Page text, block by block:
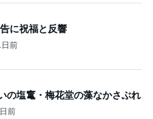
に祝福と反響
日前
の塩竃・梅花堂の藻なかさぶれ
前